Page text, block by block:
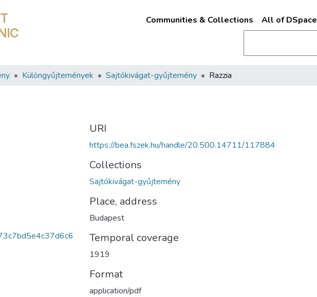
Communities & Collections All of DSpace
Különgyűjtemények Sajtókivágat-gyűjtemény Razzia
URI
https://bea.fszek.hu/handle/20.500.14711/117884
Collections
Sajtókivágat-gyűjtemény
Place, address
Budapest
Temporal coverage
1919
Format
application/pdf